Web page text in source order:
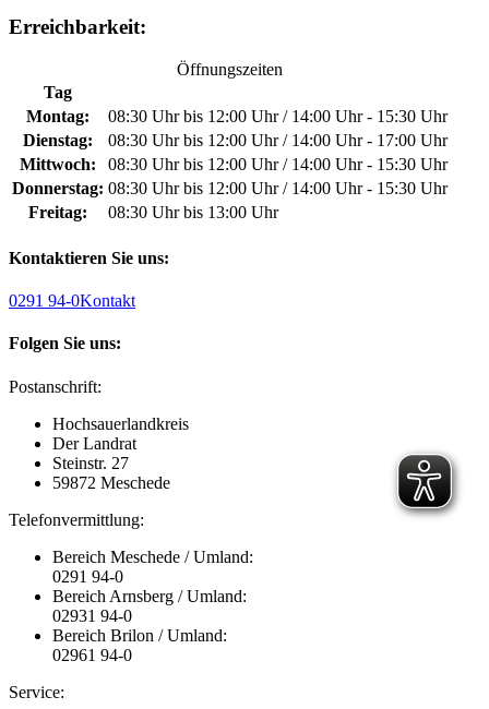
Erreichbarkeit:
Öffnungszeiten
Tag
Montag:
08:30 Uhr bis 12:00 Uhr / 14:00 Uhr - 15:30 Uhr
Dienstag:
08:30 Uhr bis 12:00 Uhr / 14:00 Uhr - 17:00 Uhr
Mittwoch:
08:30 Uhr bis 12:00 Uhr / 14:00 Uhr - 15:30 Uhr
Donnerstag: 08:30 Uhr bis 12:00 Uhr / 14:00 Uhr - 15:30 Uhr
Freitag:
08:30 Uhr bis 13:00 Uhr
Kontaktieren Sie uns:
0291 94-0Kontakt
Folgen Sie uns:
Postanschrift:
Hochsauerlandkreis
Der Landrat
Steinstr. 27
59872 Meschede
Telefonvermittlung:
Bereich Meschede / Umland:
0291 94-0
Bereich Arnsberg / Umland:
02931 94-0
Bereich Brilon / Umland:
02961 94-0
Service: